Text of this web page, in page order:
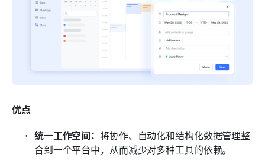
优点
统一工作空间：将协作、自动化和结构化数据管理整
合到一个平台中，从而减少对多种工具的依赖。